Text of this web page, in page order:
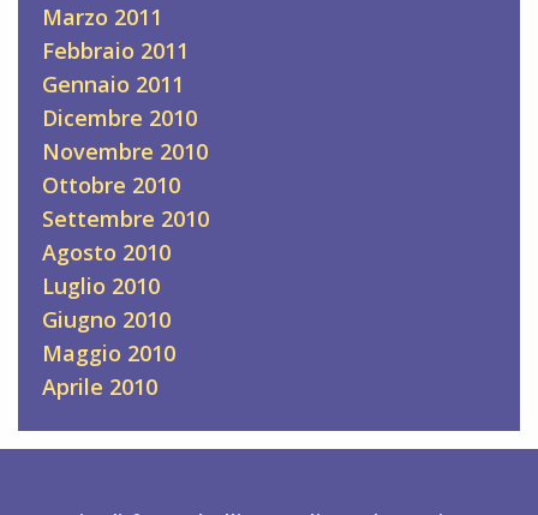
Marzo 2011
Febbraio 2011
Gennaio 2011
Dicembre 2010
Novembre 2010
Ottobre 2010
Settembre 2010
Agosto 2010
Luglio 2010
Giugno 2010
Maggio 2010
Aprile 2010